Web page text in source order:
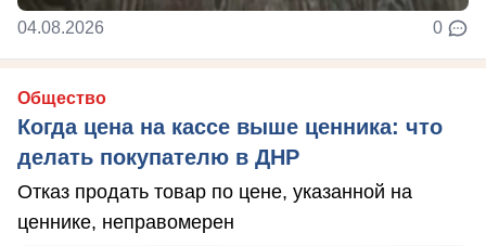
04.08.2026 0
Общество
Когда цена на кассе выше ценника: что
делать покупателю в ДНР
Отказ продать товар по цене, указанной на
ценнике, неправомерен